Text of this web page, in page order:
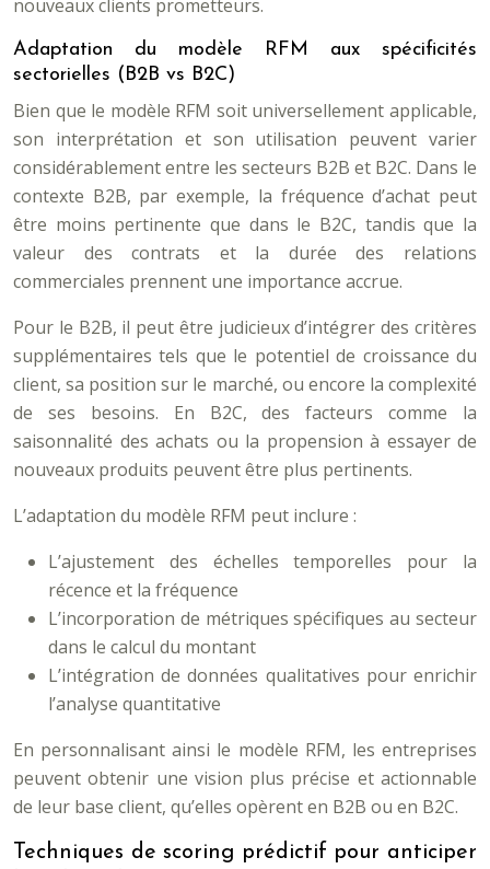
nouveaux clients prometteurs.
Adaptation du modèle RFM aux spécificités
sectorielles (B2B vs B2C)
Bien que le modèle RFM soit universellement applicable,
son interprétation et son utilisation peuvent varier
considérablement entre les secteurs B2B et B2C. Dans le
contexte B2B, par exemple, la fréquence d’achat peut
être moins pertinente que dans le B2C, tandis que la
valeur des contrats et la durée des relations
commerciales prennent une importance accrue.
Pour le B2B, il peut être judicieux d’intégrer des critères
supplémentaires tels que le potentiel de croissance du
client, sa position sur le marché, ou encore la complexité
de ses besoins. En B2C, des facteurs comme la
saisonnalité des achats ou la propension à essayer de
nouveaux produits peuvent être plus pertinents.
L’adaptation du modèle RFM peut inclure :
L’ajustement des échelles temporelles pour la
récence et la fréquence
L’incorporation de métriques spécifiques au secteur
dans le calcul du montant
L’intégration de données qualitatives pour enrichir
l’analyse quantitative
En personnalisant ainsi le modèle RFM, les entreprises
peuvent obtenir une vision plus précise et actionnable
de leur base client, qu’elles opèrent en B2B ou en B2C.
Techniques de scoring prédictif pour anticiper